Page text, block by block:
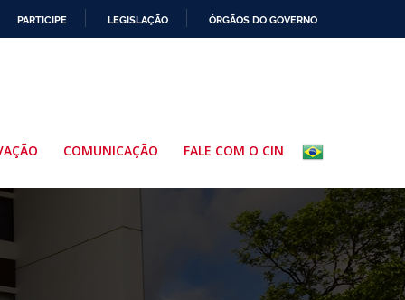
PARTICIPE LEGISLAÇÃO ÓRGÃOS DO GOVERNO
COMUNICAÇÃO FALE COM O CIN